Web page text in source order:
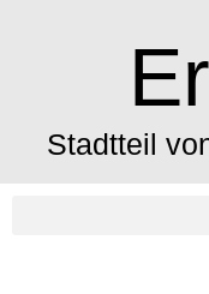
Stadtteil